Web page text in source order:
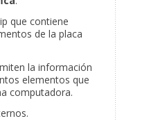
que contiene
de la placa
la información
elementos que
computadora.